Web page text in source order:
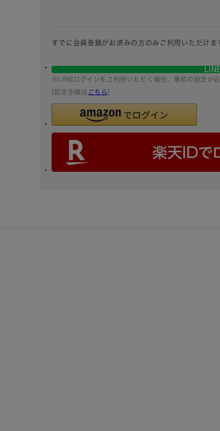
すでに会員登録がお済みの方のみご利用いただけま
※LINEログインをご利用いただく場合、事前の設定が
[設定手順は こちら]